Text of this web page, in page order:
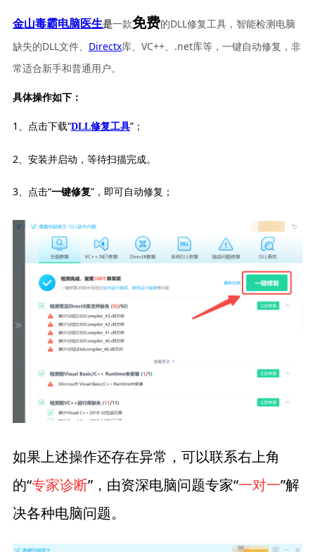
金山毒霸电脑医生是一款免费的DLL修复工具，智能检测电脑
缺失的DLL文件、 Directx库、VC++、.net库等，一键自动修复，非
常适合新手和普通用户。
具体操作如下：
1、点击下载“DLL修复工具”；
2、安装并启动，等待扫描完成。
3、点击“一键修复”，即可自动修复；
如果上述操作还存在异常，可以联系右上角
的“专家诊断”，由资深电脑问题专家“一对一”解
决各种电脑问题。